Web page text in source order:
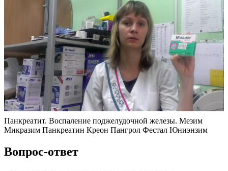
Панкреатит. Воспаление поджелудочной железы. Мезим
Микразим Панкреатин Креон Пангрол Фестал Юниэнзим
Вопрос-ответ